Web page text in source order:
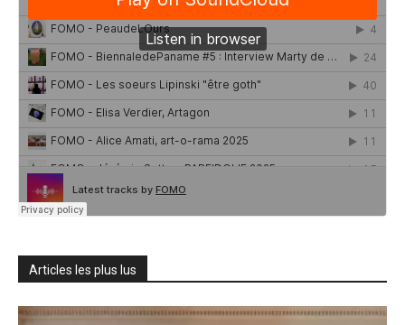
Articles les plus lus